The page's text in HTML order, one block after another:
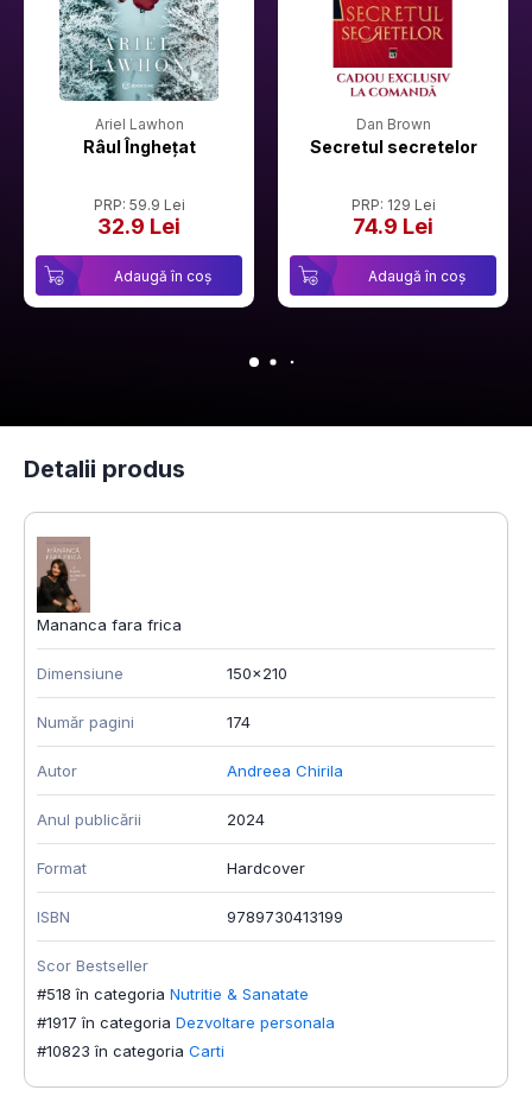
Ariel Lawhon
Râul Înghețat
PRP: 59.9 Lei
32.9 Lei
Adaugă în coș
Dan Brown
Secretul secretelor
PRP: 129 Lei
74.9 Lei
Adaugă în coș
Detalii produs
Mananca fara frica
Dimensiune 150x210
Număr pagini 174
Autor Andreea Chirila
Anul publicării 2024
Format Hardcover
ISBN 9789730413199
Scor Bestseller
#518 în categoria Nutritie & Sanatate
#1917 în categoria Dezvoltare personala
#10823 în categoria Carti